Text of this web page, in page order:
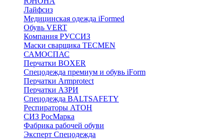
Лайфсиз
Медицинская одежда iFormed
Обувь VERT
Компания РУССИЗ
Маски сварщика TECMEN
САМОСПАС
Перчатки BOXER
Спецодежда премиум и обувь iForm
Перчатки Armprotect
Перчатки АЗРИ
Спецодежда BALTSAFETY
Респираторы АТОН
СИЗ РосМарка
Фабрика рабочей обуви
Эксперт Спецодежда